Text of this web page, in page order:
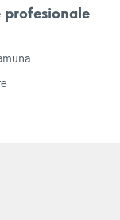
profesionale